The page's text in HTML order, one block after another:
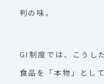
判の味。
GI制度では、こうし
食品を「本物」とし